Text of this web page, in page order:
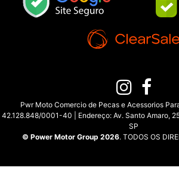
Pwr Moto Comercio de Pecas e Acessorios
42.128.848/0001-40 | Endereço: Av. Santo Amaro,
SP
© Power Motor Group 2026. TODOS OS